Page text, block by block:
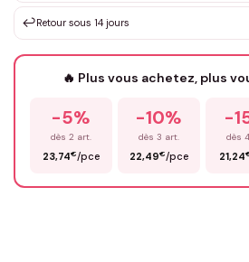
Votre texte / idée*
Prénom*
↩️Retour sous 14 jours
🔥 Plus vous achetez, plus
-5%
dès 2 art.
23,74€/pce
-10%
dès 3 art.
22,49€/pce
-
dès
21,24